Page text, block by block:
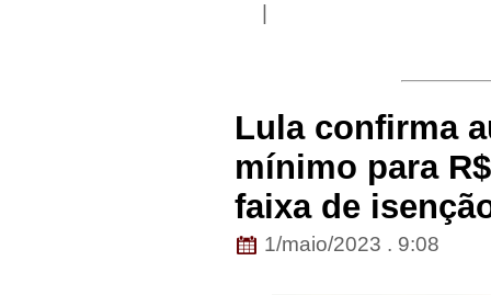
Lula confirma
mínimo para
faixa de
1/maio/2023 . 9:08